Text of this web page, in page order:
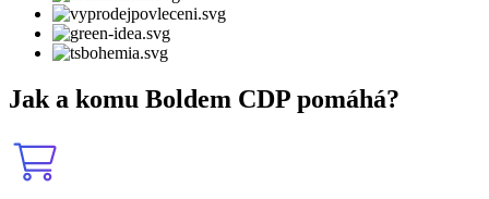
Jak a komu Boldem CDP pomáhá?